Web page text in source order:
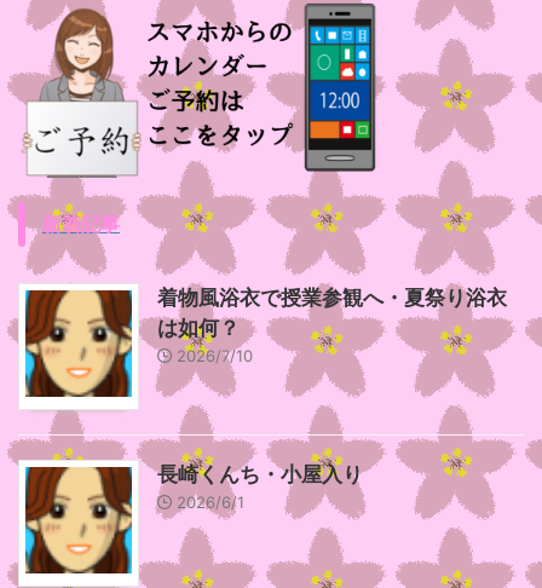
新着記事
着物風浴衣で授業参観へ・夏祭り浴衣
は如何？
2026/7/10
長崎くんち・小屋入り
2026/6/1